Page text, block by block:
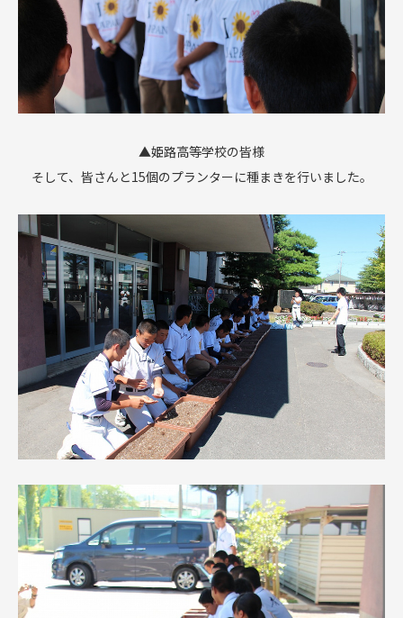
▲姫路高等学校の皆様
そして、皆さんと15個のプランターに種まきを行いました。